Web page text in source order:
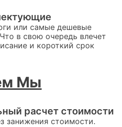
Мы
расчет стоимости
занижения стоимости.
или самые дешевые
в свою очередь влечет
и короткий срок